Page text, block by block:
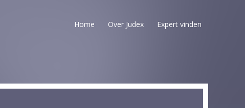
Home Over Judex Expert vinden